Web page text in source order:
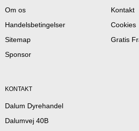
Om os
Kontakt
Handelsbetingelser
Cookies
Sitemap
Gratis
Sponsor
KONTAKT
Dalum Dyrehandel
Dalumvej 40B